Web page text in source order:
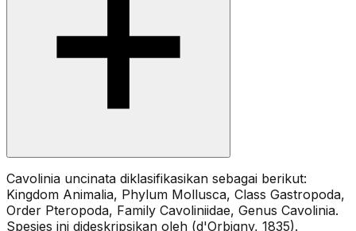
Cavolinia uncinata diklasifikasikan sebagai berikut:
Kingdom Animalia, Phylum Mollusca, Class Gastropoda,
Order Pteropoda, Family Cavoliniidae, Genus Cavolinia.
Spesies ini dideskripsikan oleh (d'Orbigny, 1835).